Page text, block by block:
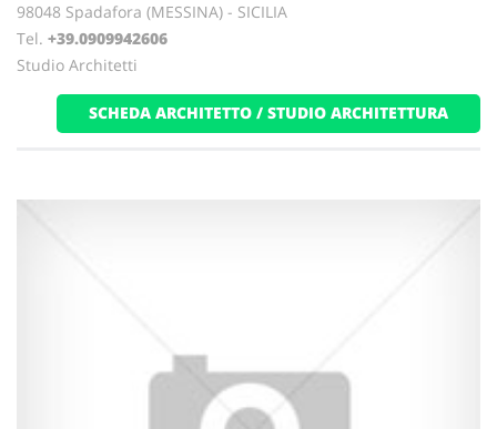
98048 Spadafora (MESSINA) - SICILIA
Tel. +39.0909942606
Studio Architetti
SCHEDA ARCHITETTO / STUDIO ARCHITETTURA